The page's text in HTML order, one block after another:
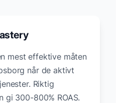
mest effektive måten
når de aktivt
Riktig
gi 300-800% ROAS.